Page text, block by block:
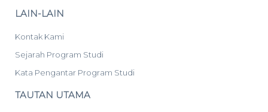
LAIN-LAIN
Kontak Kami
Sejarah Program Studi
Kata Pengantar Program Studi
TAUTAN UTAMA